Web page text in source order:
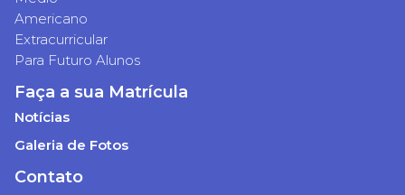
Americano
Extracurricular
Para Futuro Alunos
Faça a sua Matrícula
Notícias
Galeria de Fotos
Contato